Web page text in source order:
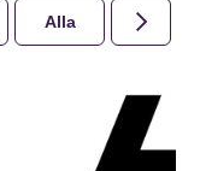
Alla 2026